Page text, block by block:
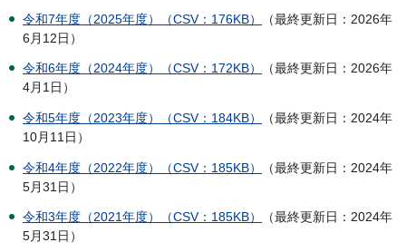
令和7年度（2025年度）（CSV：176KB）
（最終更新日：2026年
6月12日）
令和6年度（2024年度）（CSV：172KB）
（最終更新日：2026年
4月1日）
令和5年度（2023年度）（CSV：184KB）
（最終更新日：2024年
10月11日）
令和4年度（2022年度）（CSV：185KB）
（最終更新日：2024年
5月31日）
令和3年度（2021年度）（CSV：185KB）
（最終更新日：2024年
5月31日）